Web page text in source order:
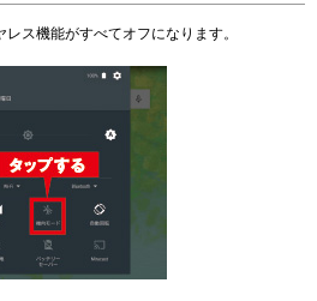
ス機能がすべてオフになります。